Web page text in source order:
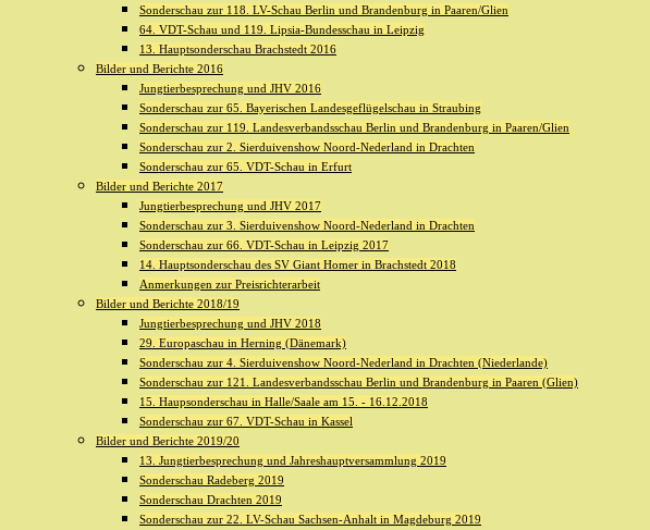
Sonderschau zur 118. LV-Schau Berlin und Brandenburg in Paaren/Glien
64. VDT-Schau und 119. Lipsia-Bundesschau in Leipzig
13. Hauptsonderschau Brachstedt 2016
Bilder und Berichte 2016
Jungtierbesprechung und JHV 2016
Sonderschau zur 65. Bayerischen Landesgeflügelschau in Straubing
Sonderschau zur 119. Landesverbandsschau Berlin und Brandenburg in Paaren/Glien
Sonderschau zur 2. Sierduivenshow Noord-Nederland in Drachten
Sonderschau zur 65. VDT-Schau in Erfurt
Bilder und Berichte 2017
Jungtierbesprechung und JHV 2017
Sonderschau zur 3. Sierduivenshow Noord-Nederland in Drachten
Sonderschau zur 66. VDT-Schau in Leipzig 2017
14. Hauptsonderschau des SV Giant Homer in Brachstedt 2018
Anmerkungen zur Preisrichterarbeit
Bilder und Berichte 2018/19
Jungtierbesprechung und JHV 2018
29. Europaschau in Herning (Dänemark)
Sonderschau zur 4. Sierduivenshow Noord-Nederland in Drachten (Niederlande)
Sonderschau zur 121. Landesverbandsschau Berlin und Brandenburg in Paaren (Glien)
15. Haupsonderschau in Halle/Saale am 15. - 16.12.2018
Sonderschau zur 67. VDT-Schau in Kassel
Bilder und Berichte 2019/20
13. Jungtierbesprechung und Jahreshauptversammlung 2019
Sonderschau Radeberg 2019
Sonderschau Drachten 2019
Sonderschau zur 22. LV-Schau Sachsen-Anhalt in Magdeburg 2019